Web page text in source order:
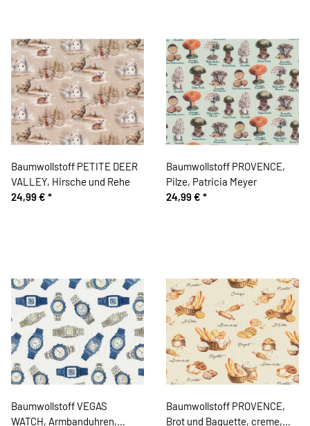
Baumwollstoff PETITE DEER
VALLEY, Hirsche und Rehe
24,99 € *
Baumwollstoff PROVENCE,
Pilze, Patricia Meyer
24,99 € *
Baumwollstoff VEGAS
WATCH, Armbanduhren,
Baumwollstoff PROVENCE,
Brot und Baguette, creme,